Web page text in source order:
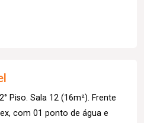
Piso. Sala 12 (16m²). Frente
com 01 ponto de água e